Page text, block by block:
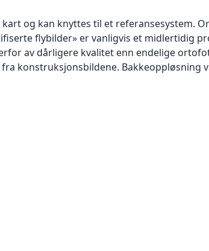
og kan knyttes til et referansesystem.
flybilder» er vanligvis et midlertidig
av dårligere kvalitet enn endelige
konstruksjonsbildene. Bakkeoppløsning